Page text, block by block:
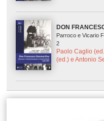
DON
Parroco e Vicario
2
Paolo Caglio
(ed.) e Antonio